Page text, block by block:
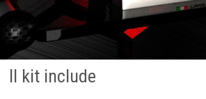
Il kit include